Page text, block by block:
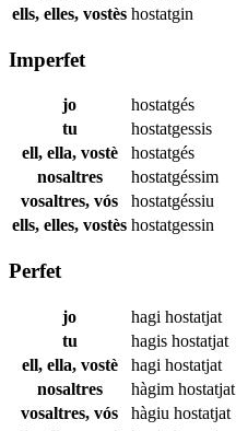
ells, elles, vostès hostatgin
Imperfet
jo
hostatgés
tu
hostatgessis
ell, ella, vostè
hostatgés
nosaltres
hostatgéssim
vosaltres, vós
hostatgéssiu
ells, elles, vostès hostatgessin
Perfet
jo hagi hostatjat
tu
hagis hostatjat
ell, ella, vostè
hagi hostatjat
nosaltres
hàgim hostatjat
vosaltres, vós
hàgiu hostatjat